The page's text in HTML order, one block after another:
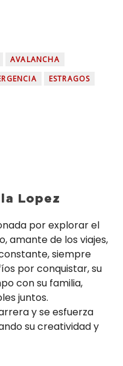
AVALANCHA
ESTRAGOS
Lopez
por explorar el
amante de los viajes,
siempre
por conquistar, su
con su familia,
juntos.
y se esfuerza
su creatividad y